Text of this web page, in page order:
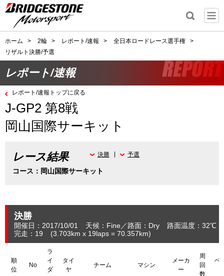
ホーム > 2輪 > レポート/速報 > 全日本ロードレース選手権
>
リザルト決勝/予選
レポート/速報
レポート/速報トップに戻る
J-GP2 第8戦
岡山国際サーキット
レース結果
コース：岡山国際サーキット
決勝 予選
決勝
開催日：2017/10/01 天候：Fine 路面：Dry
路面温度：32℃
完走：19
(3.703km x 19laps = 70.357km)
順
位
No
ラ
イ
ダ
タイ
ヤ
チーム マシン
メーカ
ー
周
回
数
ベ